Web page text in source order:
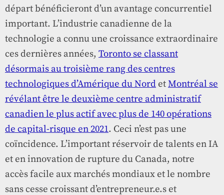
départ bénéficieront d’un avantage concurrentiel
important. L’industrie canadienne de la
technologie a connu une croissance extraordinaire
ces dernières années, Toronto se classant
désormais au troisième rang des centres
technologiques d’Amérique du Nord etMontréal se
révélant être le deuxième centre administratif
canadien le plus actif avec plus de 140 opérations
de capital-risque en 2021. Ceci n’est pas une
coïncidence. L’important réservoir de talents en IA
et en innovation de rupture du Canada, notre
accès facile aux marchés mondiaux et le nombre
sans cesse croissant d’entrepreneur.e.s et